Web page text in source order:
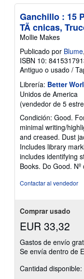
Ganchillo : 15
TÃ cnicas,
Mollie Makes
Publicado por Blume
ISBN 10:
Antiguo o usado /
Librería: Better
Unidos de America
(vendedor de 5
Condición: Good.
minimal writing/
and creased. Dust
Includes library
includes identifying
Books. Do Good.
Contactar al vendedor
Comprar usado
EUR 33,32
Gastos de envío
Se envía dentro de
Cantidad